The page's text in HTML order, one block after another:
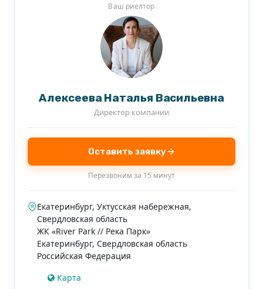
Ваш риелтор
Алексеева Наталья Васильевна
Директор компании
Оставить заявку
Перезвоним за 15 минут
Екатеринбург, Уктусская набережная,
Свердловская область
ЖК «River Park // Река Парк»
Екатеринбург, Свердловская область
Российская Федерация
Карта